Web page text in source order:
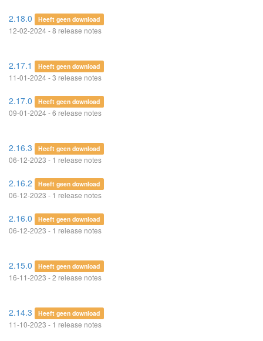
2.18.0 Heeft geen download
12-02-2024 - 8 release notes
2.17.1 Heeft geen download
11-01-2024 - 3 release notes
2.17.0 Heeft geen download
09-01-2024 - 6 release notes
2.16.3 Heeft geen download
06-12-2023 - 1 release notes
2.16.2 Heeft geen download
06-12-2023 - 1 release notes
2.16.0 Heeft geen download
06-12-2023 - 1 release notes
2.15.0 Heeft geen download
16-11-2023 - 2 release notes
2.14.3 Heeft geen download
11-10-2023 - 1 release notes